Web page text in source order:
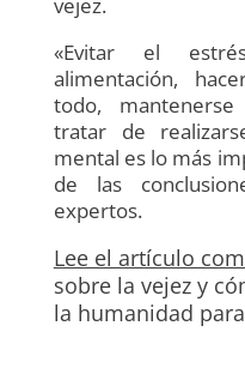
«Evitar el
alimentación,
todo,
tratar de
mental es lo más
de las
expertos.
Lee el artículo
sobre la vejez y
la humanidad